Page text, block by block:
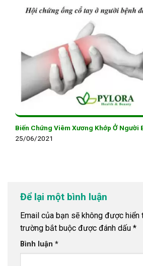
Biến Chứng Viêm Xương Khớp Ở Người
25/06/2021
Để lại một bình luận
Email của bạn sẽ không được hiển
trường bắt buộc được đánh dấu *
Bình luận *